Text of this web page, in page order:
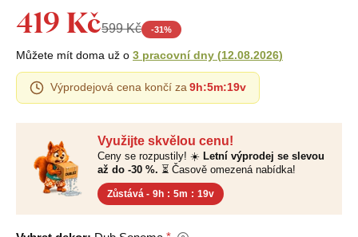
Využijte skvělou cenu!
Ceny se rozpustily! ☀️ Letní výprodej se slevou
až do -30 %. ⏳ Časově omezená nabídka!
Zůstává - 9h : 5m : 18v
419 Kč599 Kč -31%
Můžete mít doma už o 3 pracovní dny (12.08.2026)
Výprodejová cena končí za 9h:5m:18v